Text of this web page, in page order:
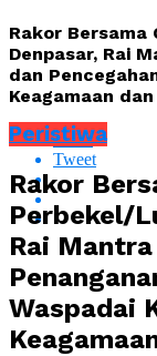
Rakor Bersama
Denpasar, Rai
dan
Keagamaan
Share
Tweet
Peristiwa
Rakor
Perbekel/
Rai
Waspadai